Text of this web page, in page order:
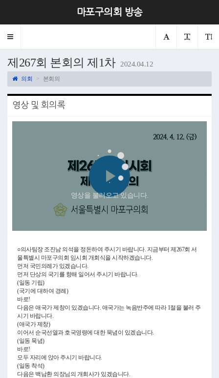
마포구의회 방송
Toggle
제267회 본회의 제1차 2024.04.12
의회 본회의
영상 및 회의록
Play
Video
영상을 불러오고 있습니다.
○의사팀장 조진남 의석을 정돈하여 주시기 바랍니다. 지금부터 제267회 서
울특별시 마포구의회 임시회 개회식을 시작하겠습니다.
먼저 국민의례가 있겠습니다.
먼저 단상의 국기를 향해 일어서 주시기 바랍니다.
(일동 기립)
(국기에 대하여 경례)
바로!
다음은 애국가 제창이 있겠습니다. 애국가는 녹음반주에 따라 1절을 불러 주
시기 바랍니다.
(애국가 제창)
이어서 순국선열과 호국영령에 대한 묵념이 있겠습니다.
(일동 묵념)
바로!
모두 자리에 앉아 주시기 바랍니다.
(일동 착석)
다음은 백남환 의장님의 개회사가 있겠습니다.